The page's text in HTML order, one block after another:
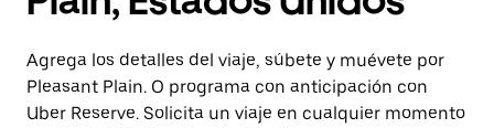
Agrega los detalles del viaje, súbete y muévete por
Pleasant Plain. O programa con anticipación con
Uber Reserve. Solicita un viaje en cualquier momento